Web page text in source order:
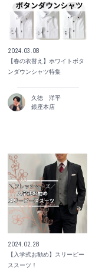
2024.03.08
【春の衣替え】ホワイトボタ
ンダウンシャツ特集
久徳 洋平
銀座本店
2024.02.28
【入学式お勧め】スリーピー
ススーツ！